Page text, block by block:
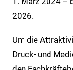
2026.
Um die
Druck- und